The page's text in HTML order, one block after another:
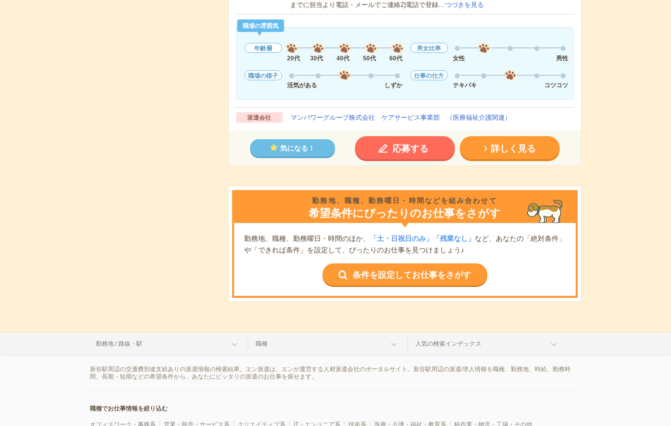
までに担当より電話・メールでご連絡2)電話で登録…つづきを見る
職場の雰囲気
年齢層
20代
30代 40代 50代 60代
男女比率
女性
男性
職場の様子
活気がある
しずか
仕事の仕方
テキパキ
コツコツ
派遣会社 マンパワーグループ株式会社 ケアサービス事業部 （医療福祉介護関連）
気になる！ 応募する 詳しく見る
勤務地、職種、勤務曜日・時間などを組み合わせて
希望条件にぴったりのお仕事をさがす
勤務地、職種、勤務曜日・時間のほか、 「土・日祝日のみ」「残業なし」 など、あなたの「絶対条件」
や「できれば条件」を設定して、ぴったりのお仕事を見つけましょう♪
条件を設定してお仕事をさがす
勤務地 / 路線・駅 職種 人気の検索インデックス
新谷駅周辺の交通費別途支給ありの派遣情報の検索結果。エン派遣は、エンが運営する人材派遣会社のポータルサイト。新谷駅周辺の派遣/求人情報を職種、勤務地、時給、勤務時
間、長期・短期などの希望条件から、あなたにピッタリの派遣のお仕事を探せます。
職種でお仕事情報を絞り込む
オフィスワーク・事務系 営業・販売・サービス系 クリエイティブ系 IT・エンジニア系 技術系 医療・介護・福祉・教育系 軽作業・物流・工場・その他